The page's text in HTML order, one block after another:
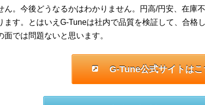
ん。今後どうなるかはわかりません。円高/円安、在庫
ます。とはいえG-Tuneは社内で品質を検証して、合格
面では問題ないと思います。
G-Tune公式サイトは